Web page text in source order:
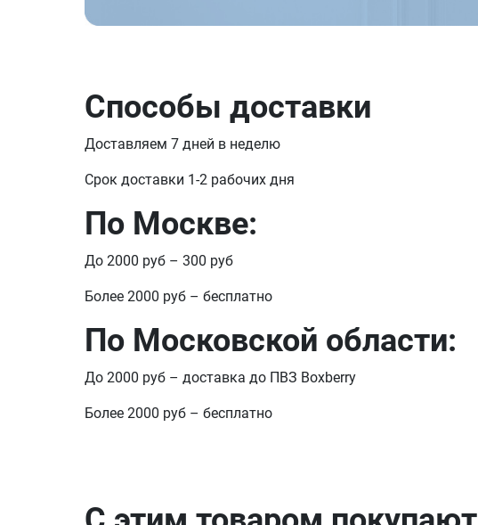
Способы доставки
Доставляем 7 дней в неделю
Срок доставки 1-2 рабочих дня
По Москве:
До 2000 руб – 300 руб
Более 2000 руб – бесплатно
По Московской области:
До 2000 руб – доставка до ПВЗ Boxberry
Более 2000 руб – бесплатно